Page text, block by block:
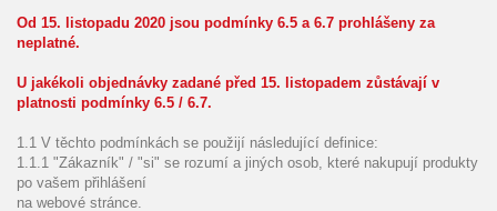
Od 15. listopadu 2020 jsou podmínky 6.5 a 6.7 prohlášeny za
neplatné.
U jakékoli objednávky zadané před 15. listopadem zůstávají v
platnosti podmínky 6.5 / 6.7.
1.1 V těchto podmínkách se použijí následující definice:
1.1.1 "Zákazník" / "si" se rozumí a jiných osob, které nakupují produkty
po vašem přihlášení
na webové stránce.